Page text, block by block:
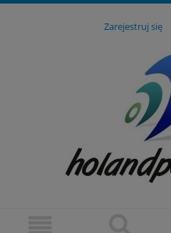
Zarejestruj się